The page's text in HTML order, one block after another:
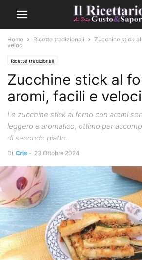
Home Ricette tradizionali
Zucchine stick
veloci
Ricette tradizionali
Zucchine stick al
aromi, facili e veloci
Le zucchine stick al forno con aromi
leggero e aromatico, ottimo per
di secondo piatto.
Di Cris - 23 Ottobre 2024